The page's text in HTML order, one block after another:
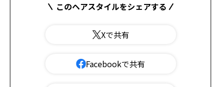
このヘアスタイルをシェアする
Xで共有
Facebookで共有